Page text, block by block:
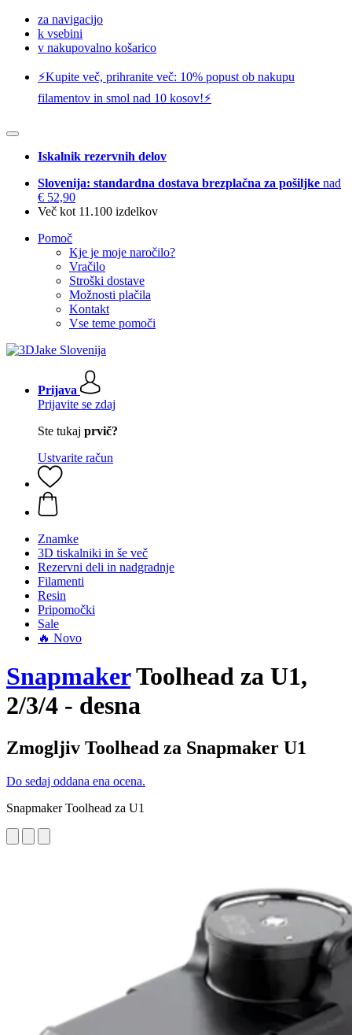
za navigacijo
k vsebini
v nakupovalno košarico
⚡️Kupite več, prihranite več: 10% popust ob nakupu
filamentov in smol nad 10 kosov!⚡️
Iskalnik rezervnih delov
Slovenija: standardna dostava brezplačna za pošiljke nad
€ 52,90
Več kot 11.100 izdelkov
Pomoč
Kje je moje naročilo?
Vračilo
Stroški dostave
Možnosti plačila
Kontakt
Vse teme pomoči
Prijava
Prijavite se zdaj
Ste tukaj prvič?
Ustvarite račun
Znamke
3D tiskalniki in še več
Rezervni deli in nadgradnje
Filamenti
Resin
Pripomočki
Sale
🔥 Novo
SnapmakerToolhead za U1,
2/3/4 - desna
Zmogljiv Toolhead za Snapmaker U1
Do sedaj oddana ena ocena.
Snapmaker Toolhead za U1